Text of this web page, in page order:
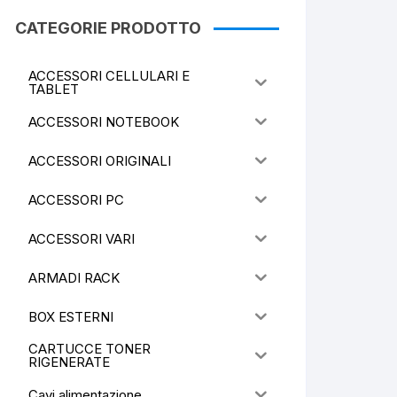
CATEGORIE PRODOTTO
ACCESSORI CELLULARI E
TABLET
ACCESSORI NOTEBOOK
ACCESSORI ORIGINALI
ACCESSORI PC
ACCESSORI VARI
ARMADI RACK
BOX ESTERNI
CARTUCCE TONER
RIGENERATE